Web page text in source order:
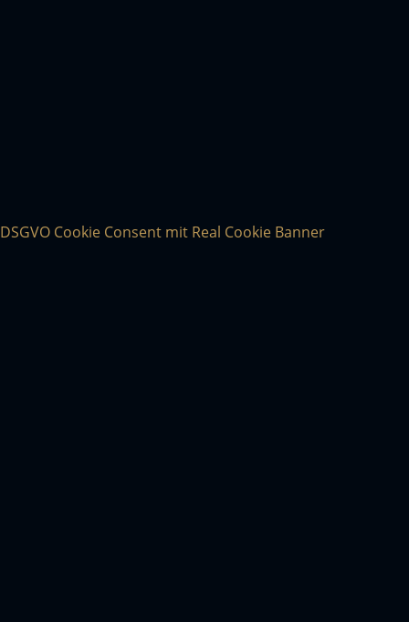
DSGVO Cookie Consent mit Real Cookie Banner